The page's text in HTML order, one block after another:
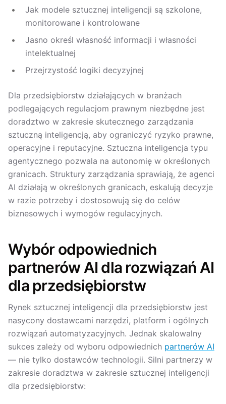
Jak modele sztucznej inteligencji są szkolone,
monitorowane i kontrolowane
Jasno określ własność informacji i własności
intelektualnej
Przejrzystość logiki decyzyjnej
Dla przedsiębiorstw działających w branżach
podlegających regulacjom prawnym niezbędne jest
doradztwo w zakresie skutecznego zarządzania
sztuczną inteligencją, aby ograniczyć ryzyko prawne,
operacyjne i reputacyjne. Sztuczna inteligencja typu
agentycznego pozwala na autonomię w określonych
granicach. Struktury zarządzania sprawiają, że agenci
AI działają w określonych granicach, eskalują decyzje
w razie potrzeby i dostosowują się do celów
biznesowych i wymogów regulacyjnych.
Wybór odpowiednich
partnerów AI dla rozwiązań AI
dla przedsiębiorstw
Rynek sztucznej inteligencji dla przedsiębiorstw jest
nasycony dostawcami narzędzi, platform i ogólnych
rozwiązań automatyzacyjnych. Jednak skalowalny
sukces zależy od wyboru odpowiednich partnerów AI
— nie tylko dostawców technologii. Silni partnerzy w
zakresie doradztwa w zakresie sztucznej inteligencji
dla przedsiębiorstw: